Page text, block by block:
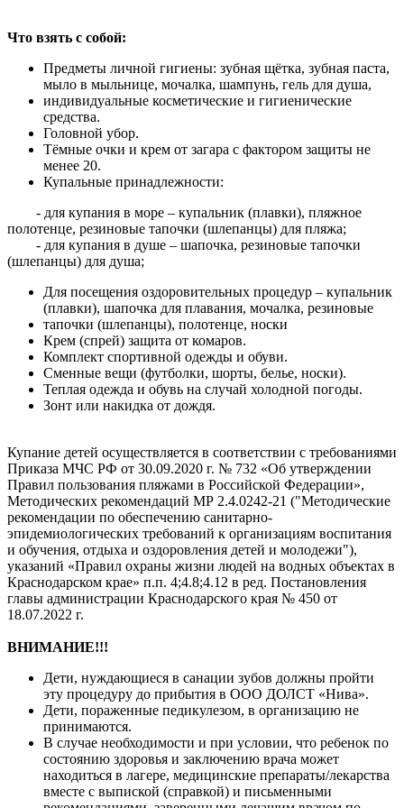
Что взять с собой:
Предметы личной гигиены: зубная щётка, зубная паста,
мыло в мыльнице, мочалка, шампунь, гель для душа,
индивидуальные косметические и гигиенические
средства.
Головной убор.
Тёмные очки и крем от загара с фактором защиты не
менее 20.
Купальные принадлежности:
- для купания в море – купальник (плавки), пляжное
полотенце, резиновые тапочки (шлепанцы) для пляжа;
- для купания в душе – шапочка, резиновые тапочки
(шлепанцы) для душа;
Для посещения оздоровительных процедур – купальник
(плавки), шапочка для плавания, мочалка, резиновые
тапочки (шлепанцы), полотенце, носки
Крем (спрей) защита от комаров.
Комплект спортивной одежды и обуви.
Сменные вещи (футболки, шорты, белье, носки).
Теплая одежда и обувь на случай холодной погоды.
Зонт или накидка от дождя.
Купание детей осуществляется в соответствии с требованиями
Приказа МЧС РФ от 30.09.2020 г. № 732 «Об утверждении
Правил пользования пляжами в Российской Федерации»,
Методических рекомендаций МР 2.4.0242-21 ("Методические
рекомендации по обеспечению санитарно-
эпидемиологических требований к организациям воспитания
и обучения, отдыха и оздоровления детей и молодежи"),
указаний «Правил охраны жизни людей на водных объектах в
Краснодарском крае» п.п. 4;4.8;4.12 в ред. Постановления
главы администрации Краснодарского края № 450 от
18.07.2022 г.
ВНИМАНИЕ!!!
Дети, нуждающиеся в санации зубов должны пройти
эту процедуру до прибытия в ООО ДОЛСТ «Нива».
Дети, пораженные педикулезом, в организацию не
принимаются.
В случае необходимости и при условии, что ребенок по
состоянию здоровья и заключению врача может
находиться в лагере, медицинские препараты/лекарства
вместе с выпиской (справкой) и письменными